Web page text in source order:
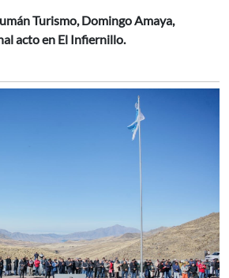
Turismo, Domingo Amaya,
acto en El Infiernillo.